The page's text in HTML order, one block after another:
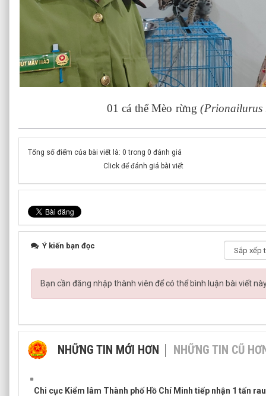
01 cá thể Mèo rừng(Prionailurus
Tổng số điểm của bài viết là: 0 trong 0 đánh giá
Click để đánh giá bài viết
Ý kiến bạn đọc
Bạn cần đăng nhập thành viên để có thể bình luận bài viết
NHỮNG TIN MỚI HƠN NHỮNG TIN CŨ
Chi cục Kiểm lâm Thành phố Hồ Chí Minh tiếp nhận 1 tấn